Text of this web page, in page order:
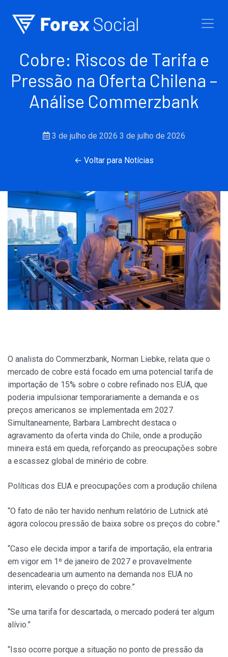
Cobre: Riscos de Tarifa e
Pressão na Oferta Chilena –
Análise Commerzbank
3 de julho de 2026 3 de julho de 2026
← Voltar para Notícias
O analista do Commerzbank, Norman Liebke, relata que o
mercado de cobre está focado em uma potencial tarifa de
importação de 15% sobre o cobre refinado nos EUA, que
poderia impulsionar temporariamente a demanda e os
preços americanos se implementada em 2027.
Simultaneamente, Barbara Lambrecht destaca o
agravamento da oferta vinda do Chile, onde a produção
mineira está em queda, reforçando as preocupações sobre
a escassez global de minério de cobre.
Políticas dos EUA e preocupações com a produção chilena
“O fato de não ter havido nenhum relatório de Lutnick até
agora colocou pressão de baixa sobre os preços do cobre.”
“Caso ele decida impor a tarifa de importação, ela entraria
em vigor em 1º de janeiro de 2027 e provavelmente
desencadearia um aumento na demanda nos EUA no
interim, elevando o preço do cobre.”
“Se uma tarifa for descartada, o mercado poderá ter algum
alívio.”
“Isso ocorre porque a situação no ponto de pressão da